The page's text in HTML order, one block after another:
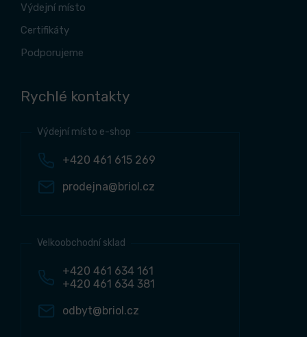
Výdejní místo
Certifikáty
Podporujeme
Rychlé kontakty
Výdejní místo e-shop
+420 461 615 269
prodejna@briol.cz
Velkoobchodní sklad
+420 461 634 161
+420 461 634 381
odbyt@briol.cz